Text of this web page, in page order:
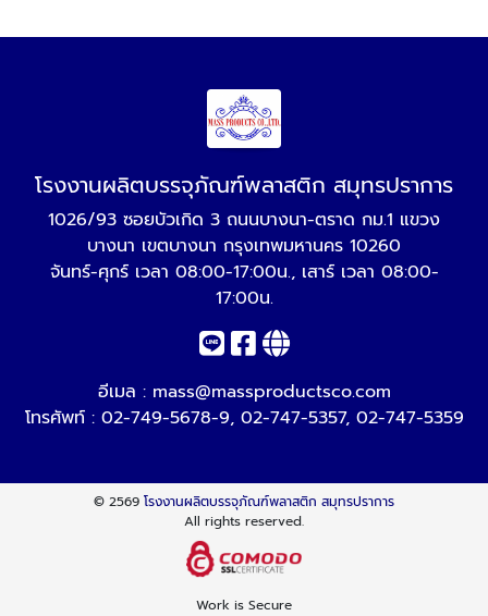
โรงงานผลิตบรรจุภัณฑ์พลาสติก สมุทรปราการ
1026/93 ซอยบัวเกิด 3 ถนนบางนา-ตราด กม.1 แขวง
บางนา เขตบางนา กรุงเทพมหานคร 10260
จันทร์-ศุกร์ เวลา 08:00-17:00น., เสาร์ เวลา 08:00-
17:00น.
อีเมล : mass@massproductsco.com
โทรศัพท์ : 02-749-5678-9, 02-747-5357, 02-747-5359
© 2569 โรงงานผลิตบรรจุภัณฑ์พลาสติก สมุทรปราการ
All rights reserved.
Work is Secure